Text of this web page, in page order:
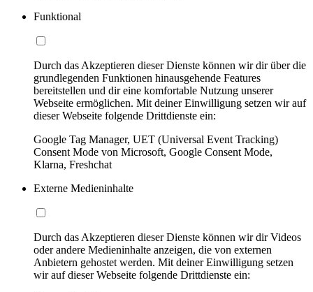
Funktional
Durch das Akzeptieren dieser Dienste können wir dir über die
grundlegenden Funktionen hinausgehende Features
bereitstellen und dir eine komfortable Nutzung unserer
Webseite ermöglichen. Mit deiner Einwilligung setzen wir auf
dieser Webseite folgende Drittdienste ein:
Google Tag Manager, UET (Universal Event Tracking)
Consent Mode von Microsoft, Google Consent Mode,
Klarna, Freshchat
Externe Medieninhalte
Durch das Akzeptieren dieser Dienste können wir dir Videos
oder andere Medieninhalte anzeigen, die von externen
Anbietern gehostet werden. Mit deiner Einwilligung setzen
wir auf dieser Webseite folgende Drittdienste ein: